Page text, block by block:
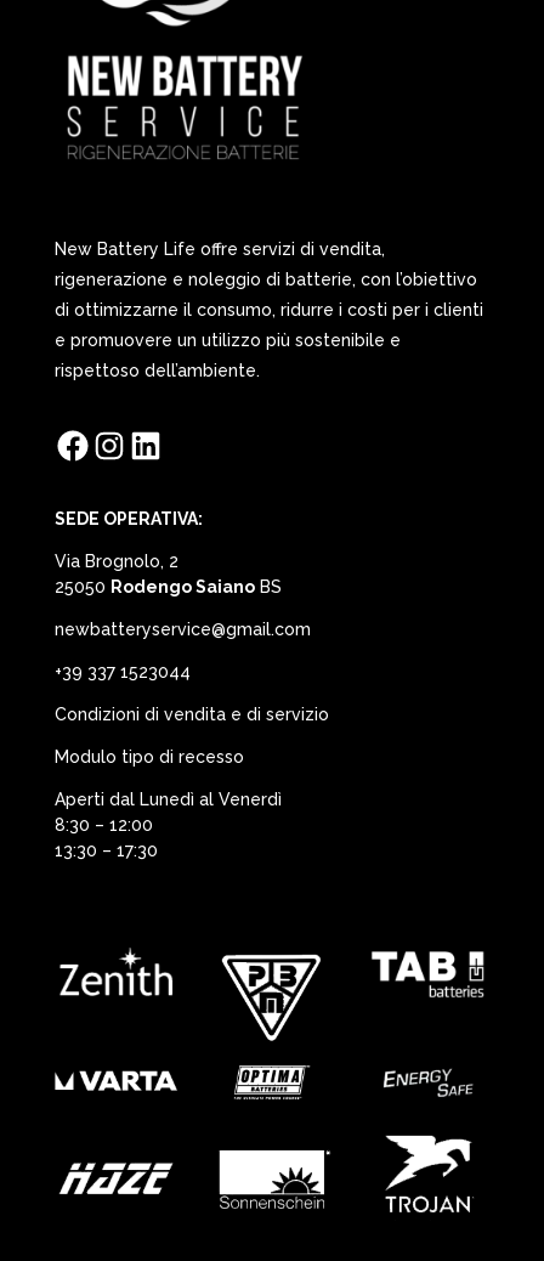
New Battery Life offre servizi di vendita,
rigenerazione e noleggio di batterie, con l’obiettivo
di ottimizzarne il consumo, ridurre i costi per i clienti
e promuovere un utilizzo più sostenibile e
rispettoso dell’ambiente.
FacebookInstagramLinkedIn
SEDE OPERATIVA:
Via Brognolo, 2
25050 Rodengo SaianoBS
newbatteryservice@gmail.com
+39 337 1523044
Condizioni di vendita e di servizio
Modulo tipo di recesso
Aperti dal Lunedì al Venerdì
8:30 – 12:00
13:30 – 17:30